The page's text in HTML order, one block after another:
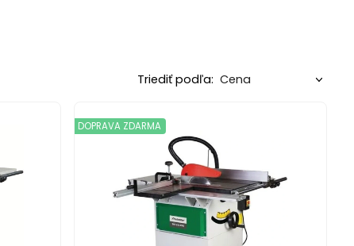
Triediť podľa:
DOPRAVA ZDARMA